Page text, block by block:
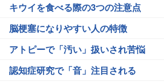
キウイを食べる際の3つの注意点
脳梗塞になりやすい人の特徴
アトピーで「汚い」扱いされ苦悩
認知症研究で「音」注目される